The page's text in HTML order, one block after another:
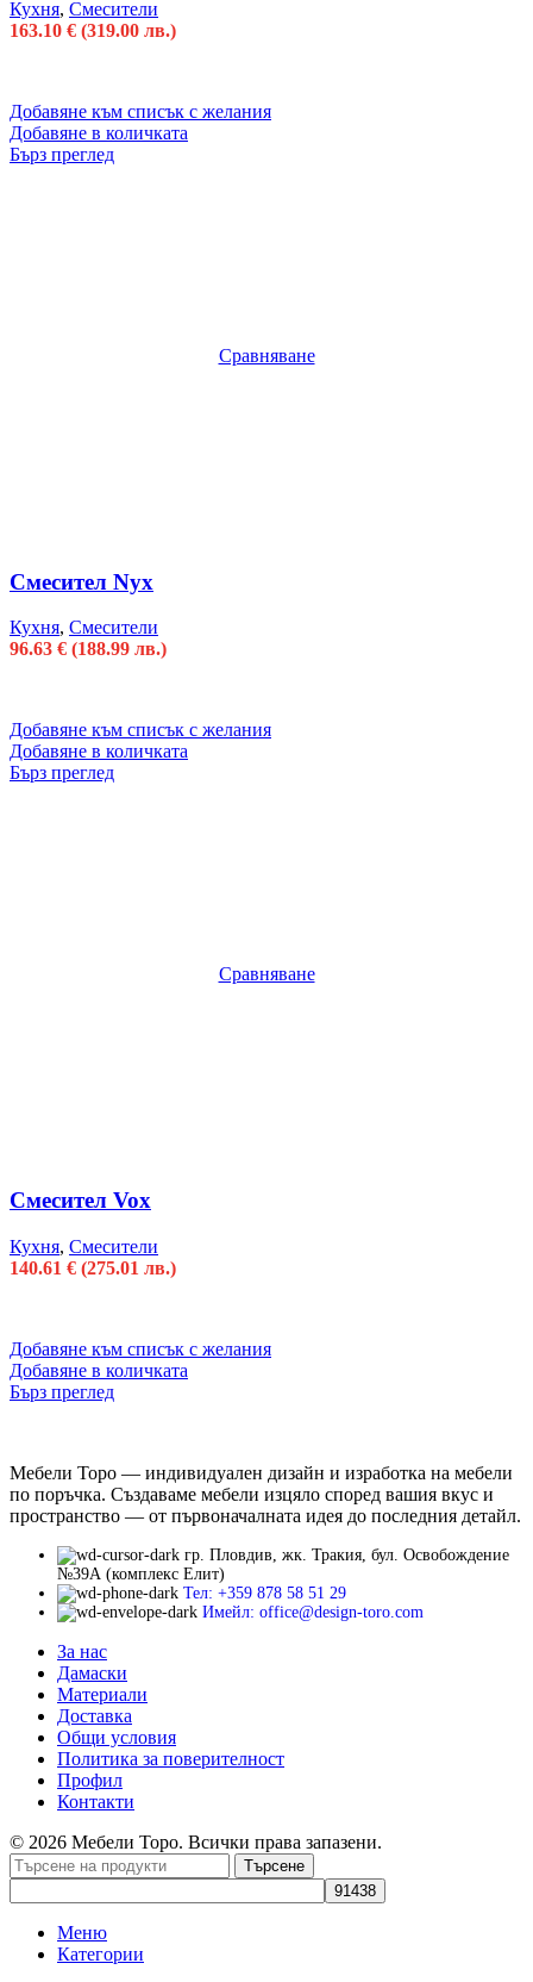
Кухня, Смесители
163.10 € (319.00 лв.)
Добавяне към списък с желания
Добавяне в количката
Бърз преглед
Сравняване
Смесител Nyx
Кухня, Смесители
96.63 € (188.99 лв.)
Добавяне към списък с желания
Добавяне в количката
Бърз преглед
Сравняване
Смесител Vox
Кухня, Смесители
140.61 € (275.01 лв.)
Добавяне към списък с желания
Добавяне в количката
Бърз преглед
Мебели Торо — индивидуален дизайн и изработка на мебели
по поръчка. Създаваме мебели изцяло според вашия вкус и
пространство — от първоначалната идея до последния детайл.
гр. Пловдив, жк. Тракия, бул. Освобождение
№39А (комплекс Елит)
Тел: +359 878 58 51 29
Имейл: office@design-toro.com
За нас
Дамаски
Материали
Доставка
Общи условия
Политика за поверителност
Профил
Контакти
© 2026 Мебели Торо. Всички права запазени.
Търсене
Меню
Категории